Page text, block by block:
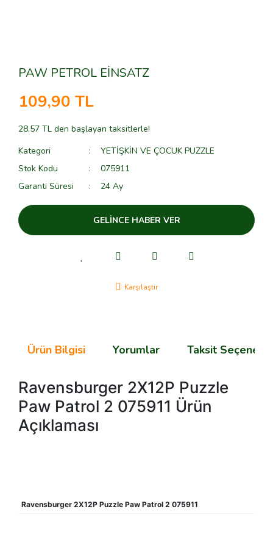
PAW PETROL EİNSATZ
109,90 TL
28,57 TL den başlayan taksitlerle!
Kategori
YETİŞKİN VE ÇOCUK PUZZLE
Stok Kodu
075911
Garanti Süresi
24 Ay
GELİNCE HABER VER
Karşılaştır
Ürün Bilgisi Yorumlar Taksit
Ravensburger 2X12P Puzzle
Paw Patrol 2 075911 Ürün
Açıklaması
Ravensburger 2X12P Puzzle Paw Patrol 2 075911